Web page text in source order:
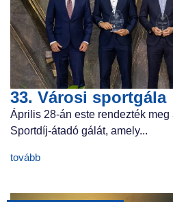
33. Városi sportgála
Április 28-án este rendezték
Sportdíj-átadó gálát, amely...
tovább